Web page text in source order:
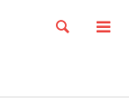
検索